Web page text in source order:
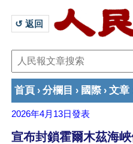
↺ 返回
首頁 › 分欄目 › 國際› 文章
2026年4月13日發表
宣布封鎖霍爾木茲海